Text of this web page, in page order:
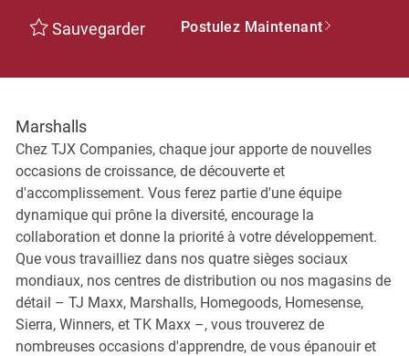
Sauvegarder Postulez Maintenant
Marshalls
Chez TJX Companies, chaque jour apporte de nouvelles
occasions de croissance, de découverte et
d'accomplissement. Vous ferez partie d'une équipe
dynamique qui prône la diversité, encourage la
collaboration et donne la priorité à votre développement.
Que vous travailliez dans nos quatre sièges sociaux
mondiaux, nos centres de distribution ou nos magasins de
détail – TJ Maxx, Marshalls, Homegoods, Homesense,
Sierra, Winners, et TK Maxx –, vous trouverez de
nombreuses occasions d'apprendre, de vous épanouir et